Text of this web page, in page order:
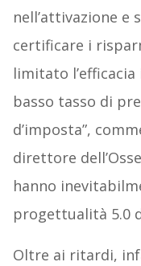
nell’attivazione
certificare i
limitato
basso tasso di
d’imposta”,
direttore
hanno
progettualità 5.0
Oltre ai ritardi,